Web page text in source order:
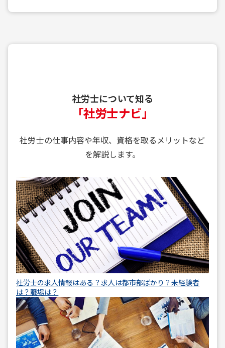
社労士について知る
「社労士ナビ」
社労士の仕事内容や年収、資格を取るメリットなど
を解説します。
社労士の求人情報はある？求人は都市部ばかり？未経験者
は？職場は？